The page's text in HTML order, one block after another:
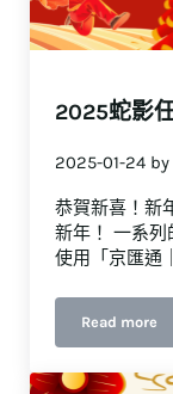
2025蛇影
2025-01-24
恭賀新喜！新
新年！ 一系列
使用「京匯通
Read more
2025蛇